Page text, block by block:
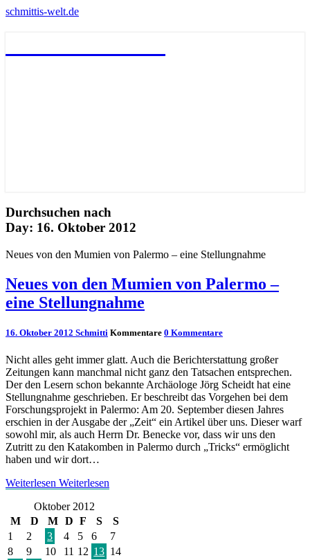
schmittis-welt.de
Durchsuchen nach
Day: 16. Oktober 2012
Neues von den Mumien von Palermo – eine Stellungnahme
Neues von den Mumien von Palermo –
eine Stellungnahme
16. Oktober 2012 Schmitti Kommentare 0 Kommentare
Nicht alles geht immer glatt. Auch die Berichterstattung großer
Zeitungen kann manchmal nicht ganz den Tatsachen entsprechen.
Der den Lesern schon bekannte Archäologe Jörg Scheidt hat eine
Stellungnahme geschrieben. Er beschreibt das Vorgehen bei dem
Forschungsprojekt in Palermo: Am 20. September diesen Jahres
erschien in der Ausgabe der „Zeit“ ein Artikel über uns. Dieser warf
sowohl mir, als auch Herrn Dr. Benecke vor, dass wir uns den
Zutritt zu den Katakomben in Palermo durch „Tricks“ ermöglicht
haben und wir dort…
Weiterlesen Weiterlesen
Oktober 2012
M
D M D F S
S
1
2 3 4 5 6
7
8
9 10 11 12 13 14